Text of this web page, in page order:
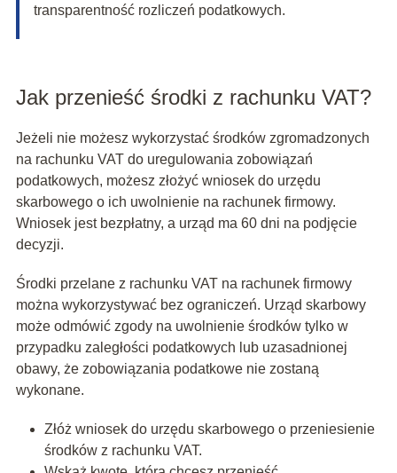
transparentność rozliczeń podatkowych.
Jak przenieść środki z rachunku VAT?
Jeżeli nie możesz wykorzystać środków zgromadzonych
na rachunku VAT do uregulowania zobowiązań
podatkowych, możesz złożyć wniosek do urzędu
skarbowego o ich uwolnienie na rachunek firmowy.
Wniosek jest bezpłatny, a urząd ma 60 dni na podjęcie
decyzji.
Środki przelane z rachunku VAT na rachunek firmowy
można wykorzystywać bez ograniczeń. Urząd skarbowy
może odmówić zgody na uwolnienie środków tylko w
przypadku zaległości podatkowych lub uzasadnionej
obawy, że zobowiązania podatkowe nie zostaną
wykonane.
Złóż wniosek do urzędu skarbowego o przeniesienie
środków z rachunku VAT.